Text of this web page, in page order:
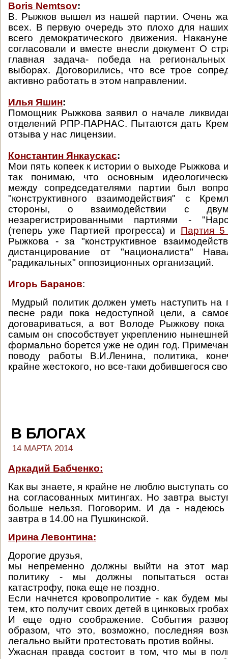
Boris Nemtsov:
В. Рыжков вышел из нашей партии. Очень
всех. В первую очередь это плохо для
всего демократического движения.
согласовали и вместе внесли документ О
главная задача- победа на
выборах. Договорились, что все трое
активно работать в этом направлении.
Илья Яшин:
Помощник Рыжкова заявил о начале
отделений РПР-ПАРНАС. Пытаются дать
отзыва у нас лицензии.
Константин Янкаускас:
Мои пять копеек к истории о выходе
так понимаю, что основным
между сопредседателями партии был
"конструктивного взаимодействия" с
стороны, о взаимодействии с
незарегистрированными партиями -
(теперь уже Партией прогресса) и Партия 5
Рыжкова - за "конструктивное
дистанцирование от "националиста"
"радикальных" оппозиционных организаций.
Игорь Баранов:
Мудрый политик должен уметь наступить на
песне ради пока недоступной цели, а
договариваться, а вот Володе Рыжкову
самым он способствует укреплению
формально борется уже не один год.
поводу работы В.И.Ленина, политика,
крайне жестокого, но все-таки добившегося
В БЛОГАХ
14 МАРТА 2014
Аркадий Бабченко:
Как вы знаете, я крайне не люблю выступать
на согласованных митингах. Но завтра
больше нельзя. Поговорим. И да - надеюсь
завтра в 14.00 на Пушкинской.
Ирина Левонтина:
Дорогие друзья,
мы непременно должны выйти на этот
политику - мы должны попытаться
катастрофу, пока еще не поздно.
Если начнется кровопролитие - как будем
тем, кто получит своих детей в цинковых
И еще одно соображение. События
образом, что это, возможно, последняя
легально выйти протестовать против войны.
Ужасная правда состоит в том, что мы в